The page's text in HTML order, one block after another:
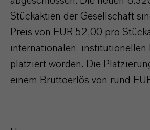
Stückaktien der Gesellschaft
Preis von EUR 52,00 pro
internationalen institutionellen
platziert worden. Die
einem Bruttoerlös von rund